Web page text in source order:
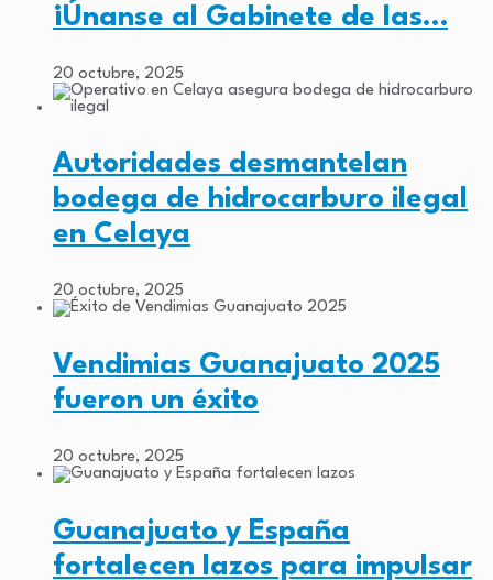
¡Únanse al Gabinete de las…
20 octubre, 2025
Autoridades desmantelan
bodega de hidrocarburo ilegal
en Celaya
20 octubre, 2025
Vendimias Guanajuato 2025
fueron un éxito
20 octubre, 2025
Guanajuato y España
fortalecen lazos para impulsar